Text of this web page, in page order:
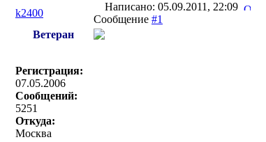
k2400
Написано: 05.09.2011, 22:09
Сообщение #1
Ветеран
Регистрация:
07.05.2006
Сообщений:
5251
Откуда:
Москва